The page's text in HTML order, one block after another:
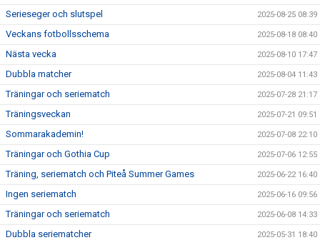
Serieseger och slutspel 2025-08-25 08:39
Veckans fotbollsschema 2025-08-18 08:40
Nästa vecka 2025-08-10 17:47
Dubbla matcher 2025-08-04 11:43
Träningar och seriematch 2025-07-28 21:17
Träningsveckan 2025-07-21 09:51
Sommarakademin! 2025-07-08 22:10
Träningar och Gothia Cup 2025-07-06 12:55
Träning, seriematch och Piteå Summer Games 2025-06-22 16:40
Ingen seriematch 2025-06-16 09:56
Träningar och seriematch 2025-06-08 14:33
Dubbla seriematcher 2025-05-31 18:40